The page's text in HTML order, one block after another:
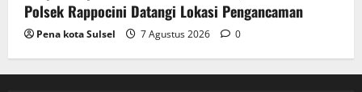
Polsek Rappocini Datangi Lokasi Pengancaman
Pena kota Sulsel 7 Agustus 2026 0